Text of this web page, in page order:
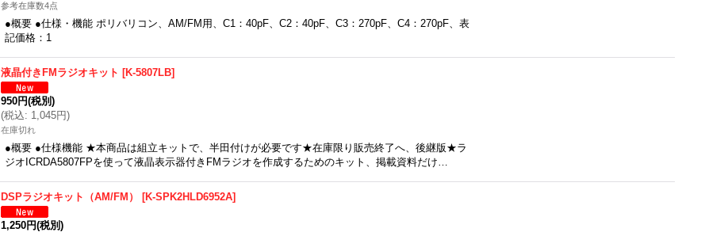
参考在庫数4点
●概要 ●仕様・機能 ポリバリコン、AM/FM用、C1：40pF、C2：40pF、C3：270pF、C4：270pF、表
記価格：1
液晶付きFMラジオキット [K-5807LB]
950円(税別)
(税込: 1,045円)
在庫切れ
●概要 ●仕様機能 ★本商品は組立キットで、半田付けが必要です★在庫限り販売終了へ、後継版★ラ
ジオICRDA5807FPを使って液晶表示器付きFMラジオを作成するためのキット、掲載資料だけ…
DSPラジオキット（AM/FM） [K-SPK2HLD6952A]
1,250円(税別)